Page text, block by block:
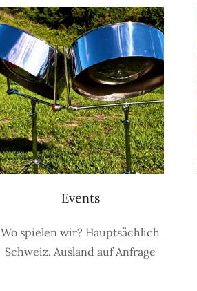
Events
Wo spielen wir? Hauptsächlich
Schweiz. Ausland auf Anfrage